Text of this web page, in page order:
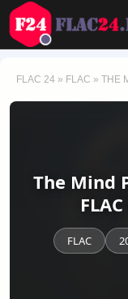
FLAC 24 » FLAC » THE
The Mind
FLAC